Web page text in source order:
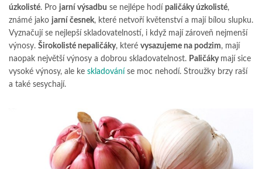
úzkolisté. Pro jarní výsadbu se nejlépe hodí paličáky úzkolisté,
známé jako jarní česnek, které netvoří květenství a mají bílou slupku.
Vyznačují se nejlepší skladovatelností, i když mají zároveň nejmenší
výnosy. Širokolisté nepaličáky, které vysazujeme na podzim, mají
naopak největší výnosy a dobrou skladovatelnost. Paličáky mají sice
vysoké výnosy, ale ke skladování se moc nehodí. Stroužky brzy raší
a také sesychají.